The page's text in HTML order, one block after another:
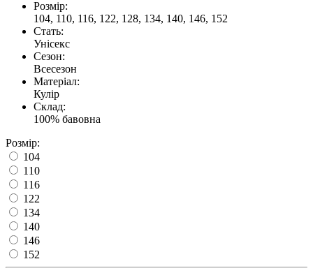
Розмір:
104, 110, 116, 122, 128, 134, 140, 146, 152
Стать:
Унісекс
Сезон:
Всесезон
Матеріал:
Кулір
Склад:
100% бавовна
Розмір:
104
110
116
122
134
140
146
152